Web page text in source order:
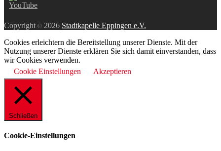
Copyright © 2026 Stadtkapelle Eppingen e.V.
Cookies erleichtern die Bereitstellung unserer Dienste. Mit der
Nutzung unserer Dienste erklären Sie sich damit einverstanden, dass
wir Cookies verwenden.
Cookie Einstellungen
Akzeptieren
Schließen
Cookie-Einstellungen